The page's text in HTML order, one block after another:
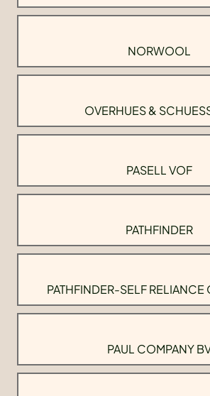
NORWOOL
OVERHUES &
PASELL VOF
PATHFINDER
PATHFINDER-SELF RELIANCE
PAUL COMPANY